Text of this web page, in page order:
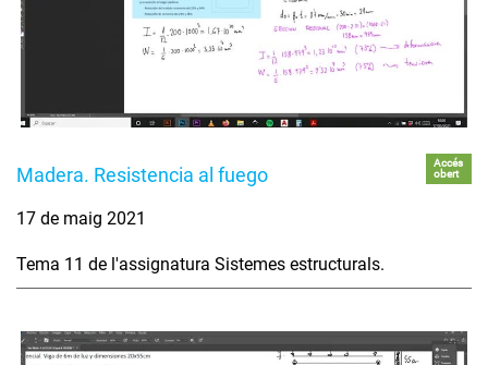
Madera. Resistencia al fuego
Accés
obert
17 de maig 2021
Tema 11 de l'assignatura Sistemes estructurals.